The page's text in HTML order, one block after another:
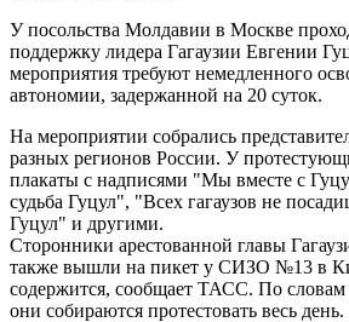
У посольства Молдавии в Москве
поддержку лидера Гагаузии Евгении
мероприятия требуют немедленного
автономии, задержанной на 20 суток.
На мероприятии собрались
разных регионов России. У
плакаты с надписями "Мы вместе с
судьба Гуцул", "Всех гагаузов не
Гуцул" и другими.
Сторонники арестованной главы
также вышли на пикет у СИЗО №13 в
содержится, сообщает ТАСС. По словам
они собираются протестовать весь день.